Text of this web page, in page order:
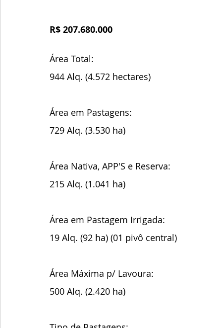
R$ 207.680.000
Área Total:
944 Alq. (4.572 hectares)
Área em Pastagens:
729 Alq. (3.530 ha)
Área Nativa, APP'S e Reserva:
215 Alq. (1.041 ha)
Área em Pastagem Irrigada:
19 Alq. (92 ha) (01 pivô central)
Área Máxima p/ Lavoura:
500 Alq. (2.420 ha)